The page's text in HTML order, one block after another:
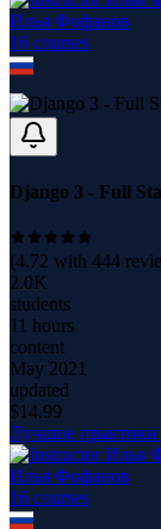
Илья Фофанов
16 courses
Django 3 - Full
(4.72 with 444
2.0K
students
11 hours
content
May 2021
updated
$14.99
Лучшие практики
Илья Фофанов
16 courses